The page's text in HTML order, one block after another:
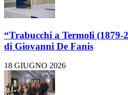
“Trabucchi a Termoli
di Giovanni De Fanis
18 GIUGNO 2026